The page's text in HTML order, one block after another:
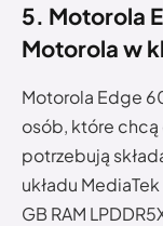
5. Motorola
Motorola w
Motorola Edge
osób, które
potrzebują
układu
GB RAM